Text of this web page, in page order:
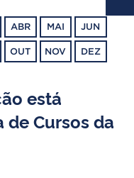
ABR MAI JUN
OUT NOV DEZ
está
de Cursos da